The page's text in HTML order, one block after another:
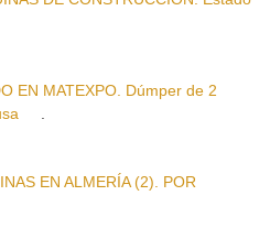
EN MATEXPO. Dúmper de 2
EN ALMERÍA (2). POR